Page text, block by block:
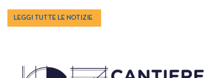
LEGGI TUTTE LE NOTIZIE